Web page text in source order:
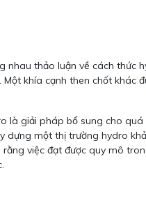
nhau thảo luận về cách thức
khía cạnh then chốt khác
là giải pháp bổ sung cho quá
dựng một thị trường hydro
việc đạt được quy mô